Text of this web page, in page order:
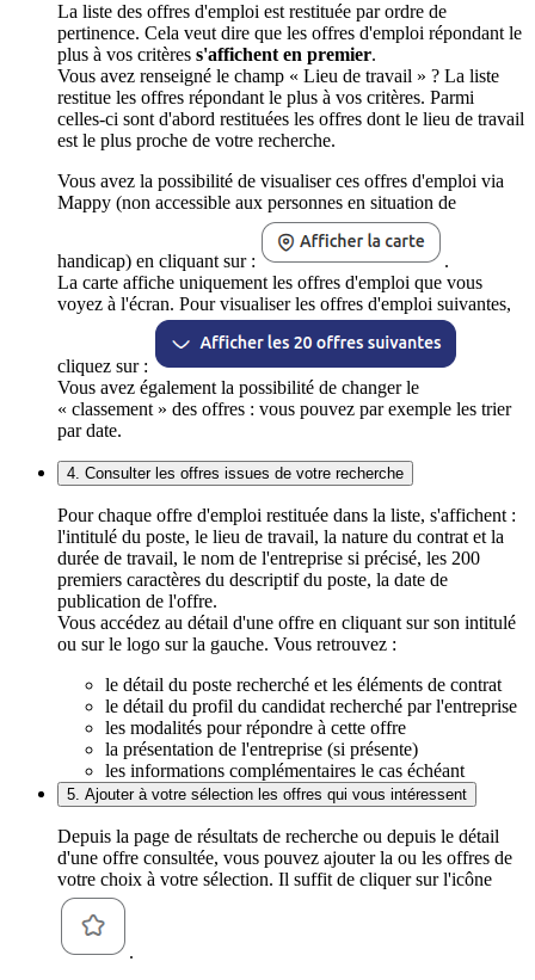
La liste des offres d'emploi est restituée par ordre de
pertinence. Cela veut dire que les offres d'emploi répondant le
plus à vos critères s'affichent en premier.
Vous avez renseigné le champ « Lieu de travail » ? La liste
restitue les offres répondant le plus à vos critères. Parmi
celles-ci sont d'abord restituées les offres dont le lieu de travail
est le plus proche de votre recherche.
Vous avez la possibilité de visualiser ces offres d'emploi via
Mappy (non accessible aux personnes en situation de
handicap) en cliquant sur :
.
La carte affiche uniquement les offres d'emploi que vous
voyez à l'écran. Pour visualiser les offres d'emploi suivantes,
cliquez sur :
Vous avez également la possibilité de changer le
« classement » des offres : vous pouvez par exemple les trier
par date.
4. Consulter les offres issues de votre recherche
Pour chaque offre d'emploi restituée dans la liste, s'affichent :
l'intitulé du poste, le lieu de travail, la nature du contrat et la
durée de travail, le nom de l'entreprise si précisé, les 200
premiers caractères du descriptif du poste, la date de
publication de l'offre.
Vous accédez au détail d'une offre en cliquant sur son intitulé
ou sur le logo sur la gauche. Vous retrouvez :
le détail du poste recherché et les éléments de contrat
le détail du profil du candidat recherché par l'entreprise
les modalités pour répondre à cette offre
la présentation de l'entreprise (si présente)
les informations complémentaires le cas échéant
5. Ajouter à votre sélection les offres qui vous intéressent
Depuis la page de résultats de recherche ou depuis le détail
d'une offre consultée, vous pouvez ajouter la ou les offres de
votre choix à votre sélection. Il suffit de cliquer sur l'icône
.